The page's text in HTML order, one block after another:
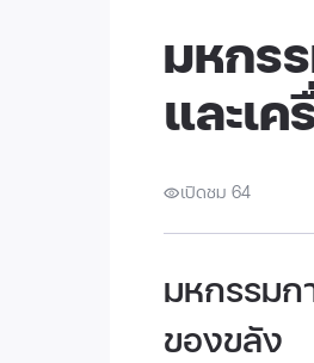
มหกร
และเ
เปิดชม 64
มหกรรมก
ของขลัง